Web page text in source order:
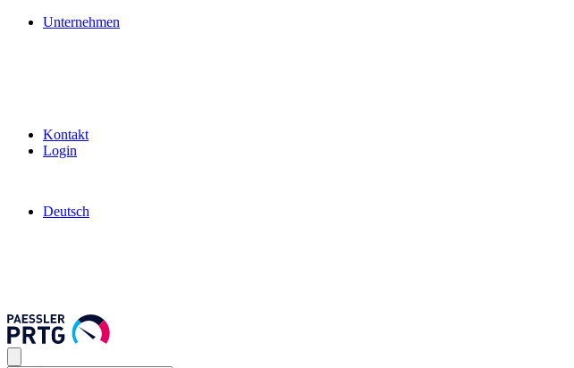
Unternehmen
Kontakt
Login
Deutsch